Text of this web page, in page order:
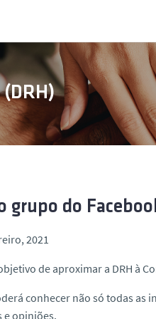
(DRH)
grupo do
2021
de aproximar a DRH à
conhecer não só todas as
e opiniões.